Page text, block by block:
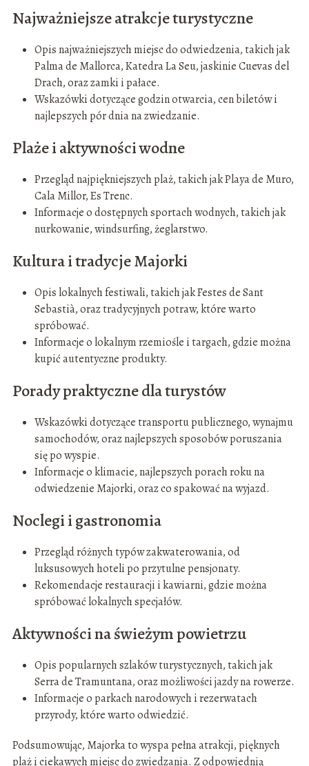
Najważniejsze atrakcje turystyczne
Opis najważniejszych miejsc do odwiedzenia, takich jak
Palma de Mallorca, Katedra La Seu, jaskinie Cuevas del
Drach, oraz zamki i pałace.
Wskazówki dotyczące godzin otwarcia, cen biletów i
najlepszych pór dnia na zwiedzanie.
Plaże i aktywności wodne
Przegląd najpiękniejszych plaż, takich jak Playa de Muro,
Cala Millor, Es Trenc.
Informacje o dostępnych sportach wodnych, takich jak
nurkowanie, windsurfing, żeglarstwo.
Kultura i tradycje Majorki
Opis lokalnych festiwali, takich jak Festes de Sant
Sebastià, oraz tradycyjnych potraw, które warto
spróbować.
Informacje o lokalnym rzemiośle i targach, gdzie można
kupić autentyczne produkty.
Porady praktyczne dla turystów
Wskazówki dotyczące transportu publicznego, wynajmu
samochodów, oraz najlepszych sposobów poruszania
się po wyspie.
Informacje o klimacie, najlepszych porach roku na
odwiedzenie Majorki, oraz co spakować na wyjazd.
Noclegi i gastronomia
Przegląd różnych typów zakwaterowania, od
luksusowych hoteli po przytulne pensjonaty.
Rekomendacje restauracji i kawiarni, gdzie można
spróbować lokalnych specjałów.
Aktywności na świeżym powietrzu
Opis popularnych szlaków turystycznych, takich jak
Serra de Tramuntana, oraz możliwości jazdy na rowerze.
Informacje o parkach narodowych i rezerwatach
przyrody, które warto odwiedzić.
Podsumowując, Majorka to wyspa pełna atrakcji, pięknych
plaż i ciekawych miejsc do zwiedzania. Z odpowiednią